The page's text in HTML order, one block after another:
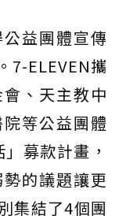
益團體宣傳
7-ELEVEN攜
、天主教中
等公益團體
募款計畫，
的議題讓更
集結了4個團